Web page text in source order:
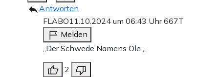
Antworten
FLABO11.10.2024 um 06:43 Uhr667T
Melden
„Der Schwede Namens Ole „
2